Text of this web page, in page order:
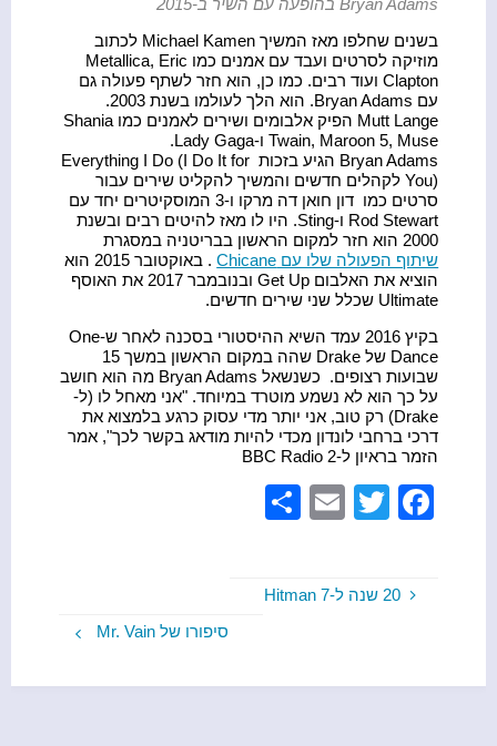
בשנים שחלפו מאז המשיך Michael Kamen לכתוב
מוזיקה לסרטים ועבד עם אמנים כמו Metallica, Eric
Clapton ועוד רבים. כמו כן, הוא חזר לשתף פעולה גם
עם Bryan Adams. הוא הלך לעולמו בשנת 2003.
Mutt Lange הפיק אלבומים ושירים לאמנים כמו Shania
Twain, Maroon 5, Muse ו-Lady Gaga.
Bryan Adams הגיע בזכות Everything I Do (I Do It for
You) לקהלים חדשים והמשיך להקליט שירים עבור
סרטים כמו דון חואן דה מרקו ו-3 המוסקיטרים יחד עם
Rod Stewart ו-Sting. היו לו מאז להיטים רבים ובשנת
2000 הוא חזר למקום הראשון בבריטניה במסגרת
שיתוף הפעולה שלו עם Chicane
. באוקטובר 2015 הוא
הוציא את האלבום Get Up ובנובמבר 2017 את האוסף
Ultimate שכלל שני שירים חדשים.
בקיץ 2016 עמד השיא ההיסטורי בסכנה לאחר ש-One
Dance של Drake שהה במקום הראשון במשך 15
שבועות רצופים. כשנשאל Bryan Adams מה הוא חושב
על כך הוא לא נשמע מוטרד במיוחד. "אני מאחל לו (ל-
Drake) רק טוב, אני יותר מדי עסוק כרגע בלמצוא את
דרכי ברחבי לונדון מכדי להיות מודאג בקשר לכך", אמר
הזמר בראיון ל-BBC Radio 2
F
e
o
T
er
E
e
20 שנה ל-Hitman 7
סיפורו של Mr. Vain